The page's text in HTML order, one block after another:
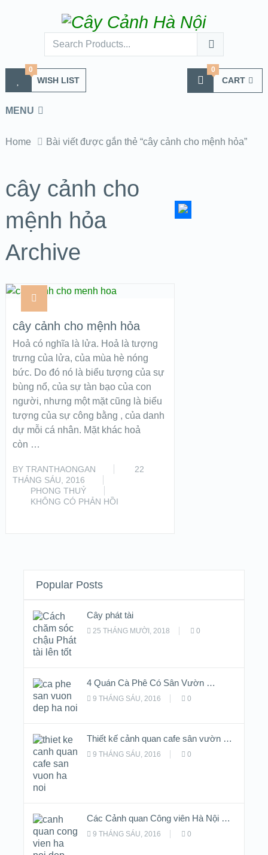
WISH LIST
0
CART
0
MENU
Home Bài viết được gắn thẻ “cây cảnh cho mệnh hỏa”
cây cảnh cho
mệnh hỏa
Archive
cây cảnh cho mệnh hỏa
Hoả có nghĩa là lửa. Hoả là tượng
trưng của lửa, của mùa hè nóng
bức. Do đó nó là biểu tượng của sự
bùng nổ, của sự tàn bạo của con
người, nhưng một mặt cũng là biểu
tượng của sự công bằng , của danh
dự mỗi cá nhân. Mặt khác hoả
còn …
BY TRANTHAONGAN
22
THÁNG SÁU, 2016
PHONG THUỶ
KHÔNG CÓ PHẢN HỒI
Popular Posts
Cây phát tài
25 THÁNG MƯỜI, 2018 0
4 Quán Cà Phê Có Sân Vườn …
9 THÁNG SÁU, 2016 0
Thiết kế cảnh quan cafe sân vườn …
9 THÁNG SÁU, 2016 0
Các Cảnh quan Công viên Hà Nội …
9 THÁNG SÁU, 2016 0